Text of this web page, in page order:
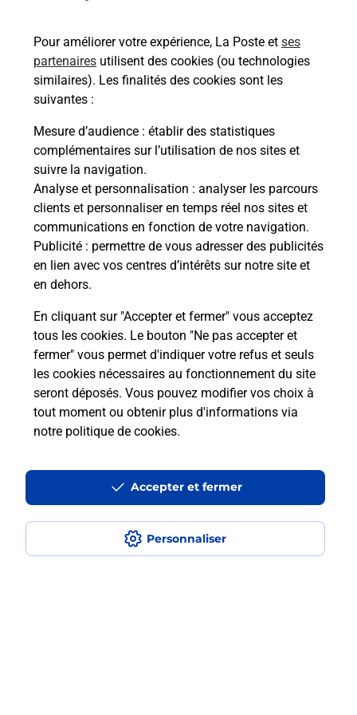
Pour améliorer votre expérience, La Poste et ses
partenaires utilisent des cookies (ou technologies
similaires). Les finalités des cookies sont les
suivantes :
Mesure d’audience : établir des statistiques
complémentaires sur l’utilisation de nos sites et
suivre la navigation.
Analyse et personnalisation : analyser les parcours
clients et personnaliser en temps réel nos sites et
communications en fonction de votre navigation.
Publicité : permettre de vous adresser des publicités
en lien avec vos centres d’intérêts sur notre site et
en dehors.
En cliquant sur "Accepter et fermer" vous acceptez
tous les cookies. Le bouton "Ne pas accepter et
fermer" vous permet d'indiquer votre refus et seuls
les cookies nécessaires au fonctionnement du site
seront déposés. Vous pouvez modifier vos choix à
tout moment ou obtenir plus d'informations via
notre politique de cookies.
Personnaliser
Accepter et fermer
Comment avoir les résultats de
l'épreuve théorique du permis de
conduire ?
Comment s'inscrire à l'épreuve
théorique du permis de conduire ?
Combien de fautes sont autorisées
pour l'épreuve théorique du permis
de conduire ?
En Savoir Plus sur Rueil
Malmaison
Code de la Route